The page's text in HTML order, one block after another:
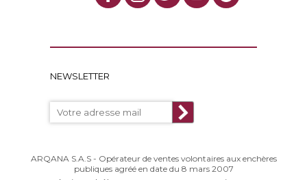
NEWSLETTER
ARQANA S.A.S - Opérateur de ventes volontaires aux enchères
publiques agréé en date du 8 mars 2007